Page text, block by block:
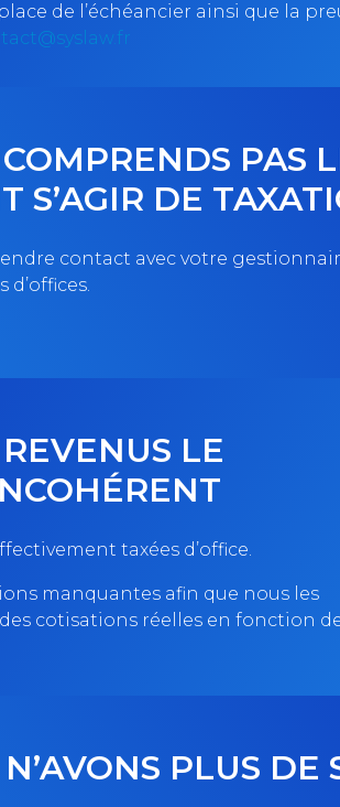
de l’échéancier ainsi que la
PAS
S’AGIR DE
contact avec votre
d’offices.
LE
taxées d’office.
manquantes afin que nous les
cotisations réelles en fonction
PLUS